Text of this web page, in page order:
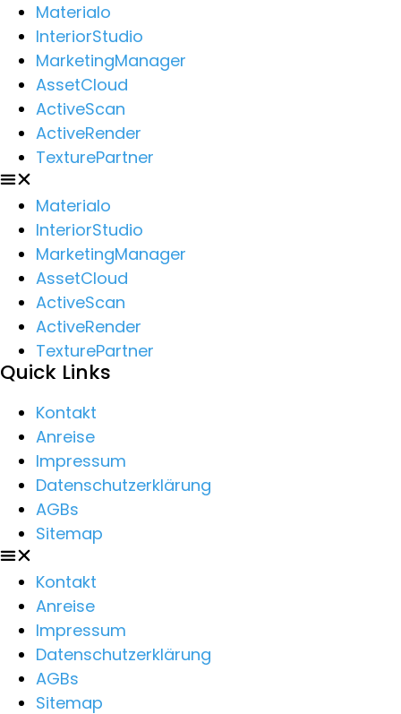
Materialo
InteriorStudio
MarketingManager
AssetCloud
ActiveScan
ActiveRender
TexturePartner
Materialo
InteriorStudio
MarketingManager
AssetCloud
ActiveScan
ActiveRender
TexturePartner
Quick Links
Kontakt
Anreise
Impressum
Datenschutzerklärung
AGBs
Sitemap
Kontakt
Anreise
Impressum
Datenschutzerklärung
AGBs
Sitemap